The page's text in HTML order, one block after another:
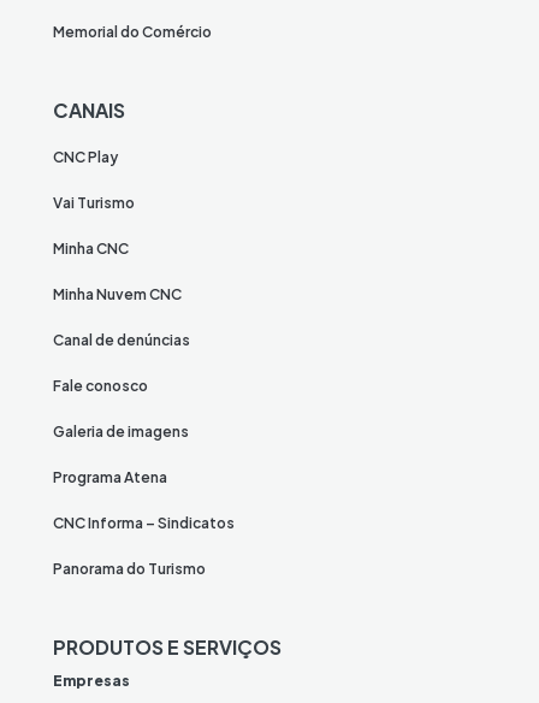
Memorial do Comércio
CANAIS
CNC Play
Vai Turismo
Minha CNC
Minha Nuvem CNC
Canal de denúncias
Fale conosco
Galeria de imagens
Programa Atena
CNC Informa – Sindicatos
Panorama do Turismo
PRODUTOS E SERVIÇOS
Empresas